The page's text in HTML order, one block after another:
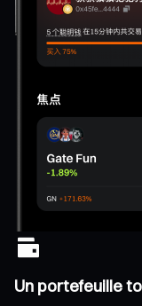
Un portefeuille